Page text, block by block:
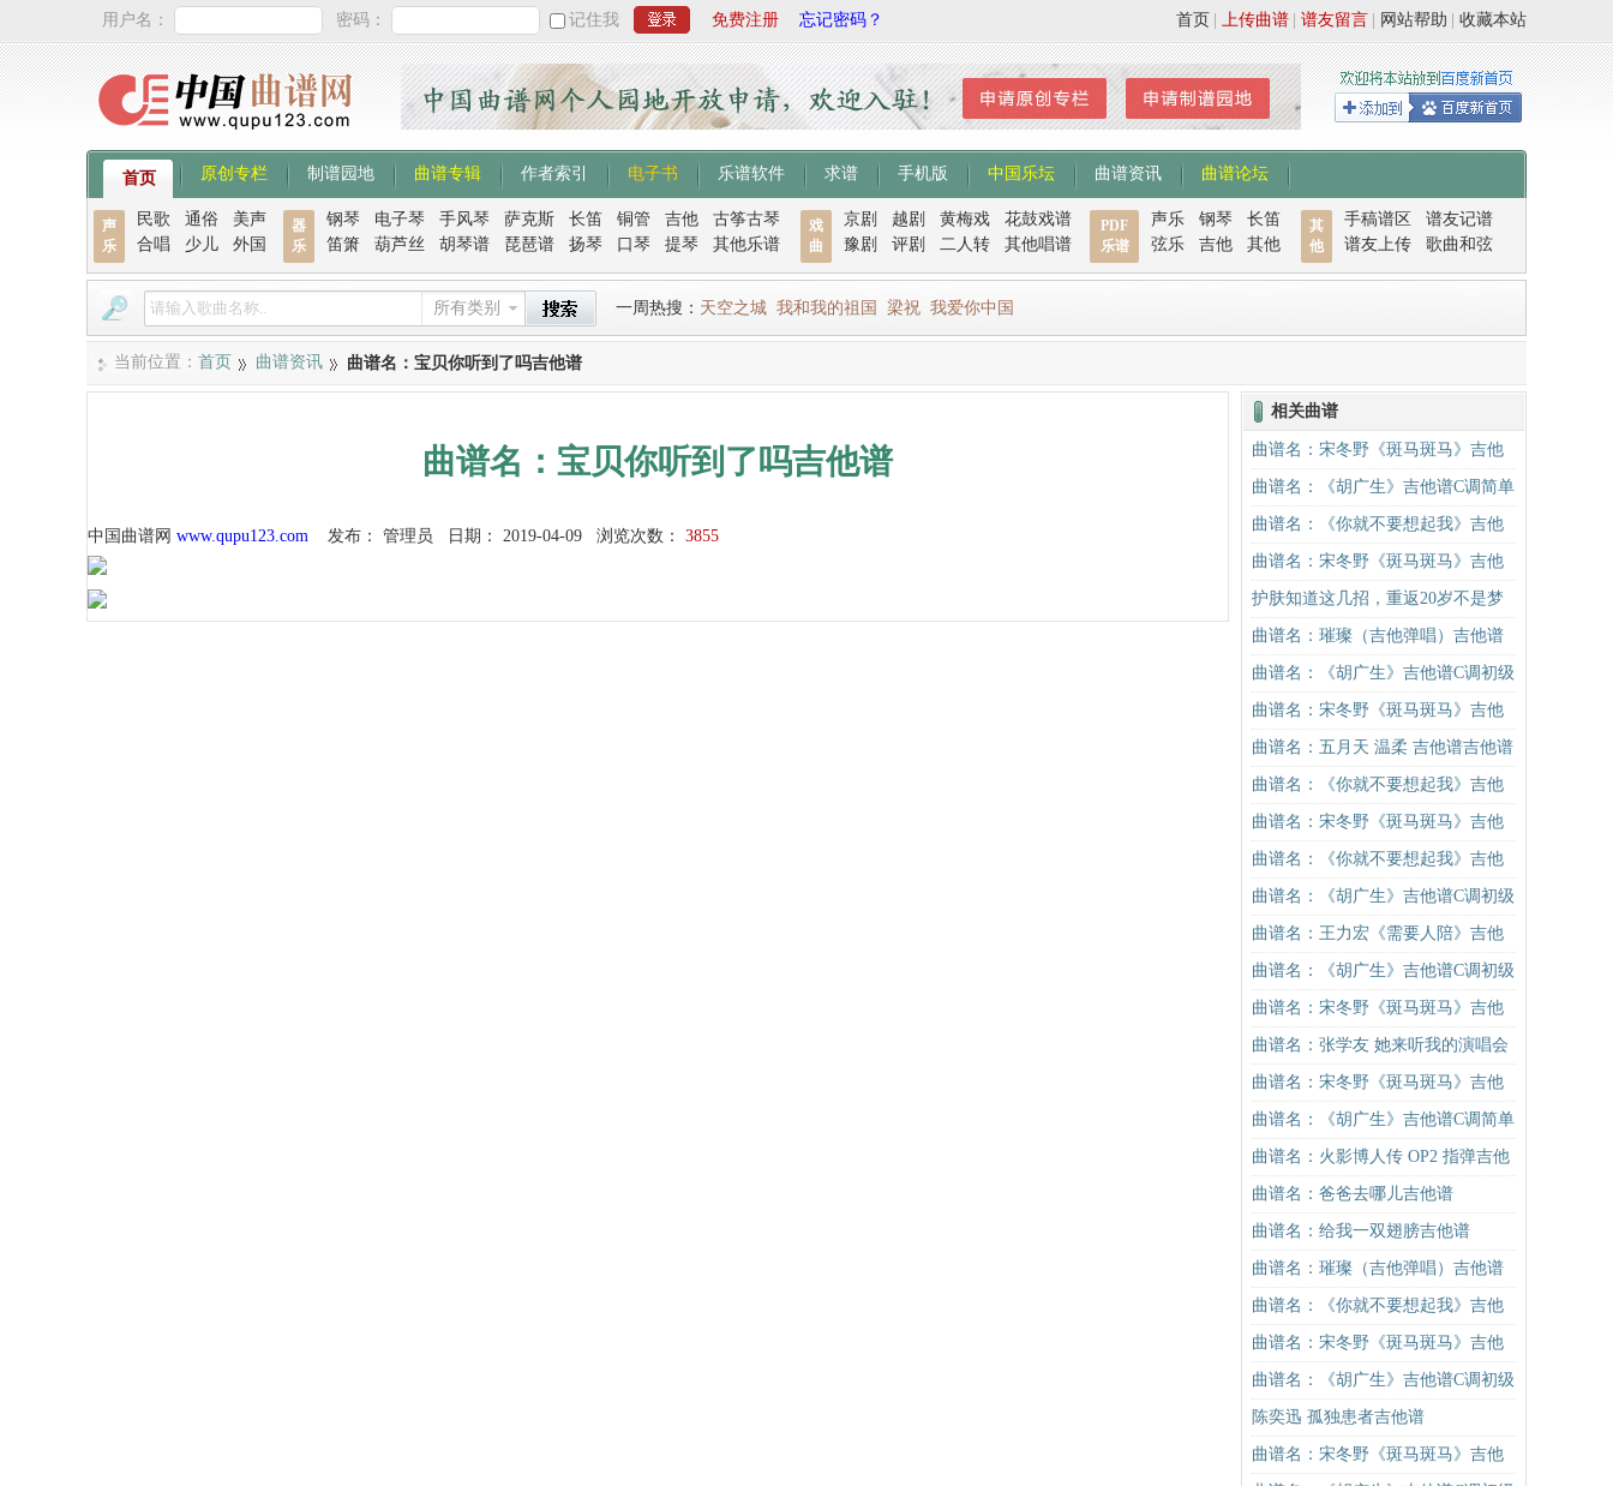
用户名： 密码： 记住我 免费注册 忘记密码？ 收藏本站
网站帮助
谱友留言
上传曲谱
首页
首页 原创专栏 制谱园地 曲谱专辑 作者索引 电子书 乐谱软件 求谱 手机版 中国乐坛 曲谱资讯 曲谱论坛
声
乐
民歌 通俗
美声
合唱
少儿 外国
器
乐
钢琴 电子琴 手风琴 萨克斯 长笛 铜管 吉他
古筝古琴
笛箫
葫芦丝 胡琴谱 琵琶谱 扬琴 口琴 提琴 其他乐谱
戏
曲
京剧 越剧 黄梅戏
花鼓戏谱
豫剧
评剧 二人转 其他唱谱
PDF
乐谱
声乐 钢琴
长笛
弦乐
吉他 其他
其
他
手稿谱区
谱友记谱
谱友上传
歌曲和弦
所有类别 一周热搜： 天空之城 我和我的祖国 梁祝 我爱你中国
当前位置： 首页 曲谱资讯 曲谱名：宝贝你听到了吗吉他谱
曲谱名：宝贝你听到了吗吉他谱
中国曲谱网 www.qupu123.com 发布： 管理员 日期： 2019-04-09 浏览次数： 3855
相关曲谱
曲谱名：宋冬野《斑马斑马》吉他
谱C调简单版（酷音小伟吉他教学）
吉他谱
曲谱名：《胡广生》吉他谱C调简单
版（酷音小伟吉他弹唱教学）吉他
谱
曲谱名：《你就不要想起我》吉他
谱C调简单版吉他谱
曲谱名：宋冬野《斑马斑马》吉他
谱C调简单版（酷音小伟吉他教学）
吉他谱
护肤知道这几招，重返20岁不是梦
曲谱名：璀璨（吉他弹唱）吉他谱
曲谱名：《胡广生》吉他谱C调初级
进阶版（酷音小伟吉他弹唱教学）
吉他谱
曲谱名：宋冬野《斑马斑马》吉他
谱G调初级进阶版（酷音小伟吉他教
学）吉他谱
曲谱名：五月天 温柔 吉他谱吉他谱
曲谱名：《你就不要想起我》吉他
谱C调简单版吉他谱
曲谱名：宋冬野《斑马斑马》吉他
谱C调简单版（酷音小伟吉他教学）
吉他谱
曲谱名：《你就不要想起我》吉他
谱C调简单版吉他谱
曲谱名：《胡广生》吉他谱C调初级
进阶版（酷音小伟吉他弹唱教学）
吉他谱
曲谱名：王力宏《需要人陪》吉他
谱C调原版（酷音小伟吉他教学）吉
他谱
曲谱名：《胡广生》吉他谱C调初级
进阶版（酷音小伟吉他弹唱教学）
吉他谱
曲谱名：宋冬野《斑马斑马》吉他
谱G调初级进阶版（酷音小伟吉他教
学）吉他谱
曲谱名：张学友 她来听我的演唱会
吉他谱吉他谱
曲谱名：宋冬野《斑马斑马》吉他
谱G调初级进阶版（酷音小伟吉他教
学）吉他谱
曲谱名：《胡广生》吉他谱C调简单
版（酷音小伟吉他弹唱教学）吉他
谱
曲谱名：火影博人传 OP2 指弹吉他
谱吉他谱
曲谱名：爸爸去哪儿吉他谱
曲谱名：给我一双翅膀吉他谱
曲谱名：璀璨（吉他弹唱）吉他谱
曲谱名：《你就不要想起我》吉他
谱C调简单版吉他谱
曲谱名：宋冬野《斑马斑马》吉他
谱C调简单版（酷音小伟吉他教学）
吉他谱
曲谱名：《胡广生》吉他谱C调初级
进阶版（酷音小伟吉他弹唱教学）
吉他谱
陈奕迅 孤独患者吉他谱
曲谱名：宋冬野《斑马斑马》吉他